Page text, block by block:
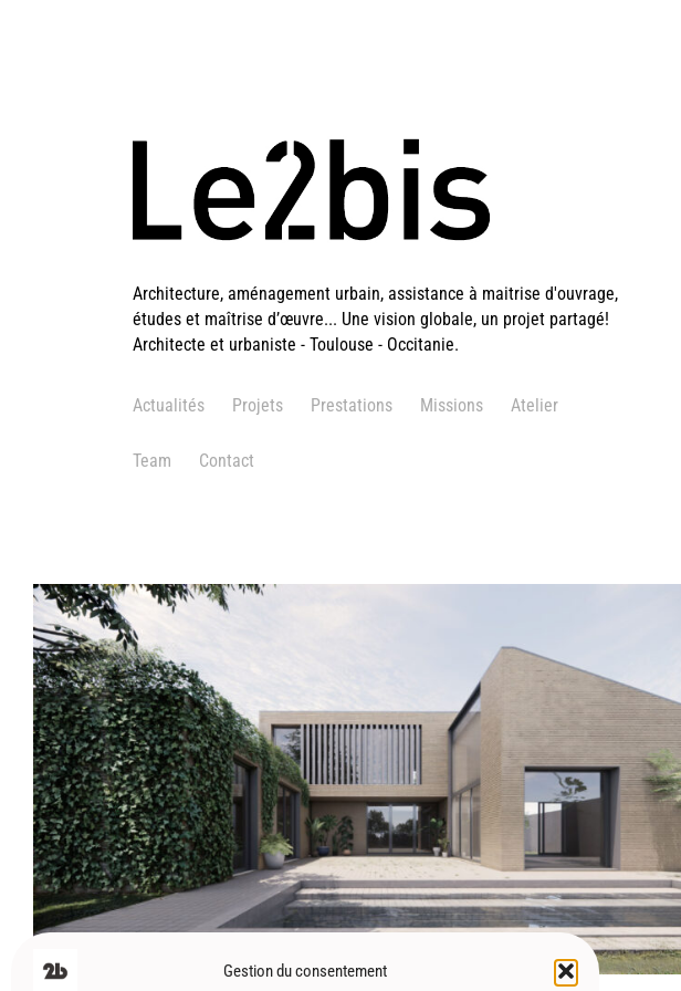
Gestion du consentement
Architecture, aménagement urbain, assistance à maitrise d'ouvrage,
études et maîtrise d’œuvre... Une vision globale, un projet partagé!
Architecte et urbaniste - Toulouse - Occitanie.
Actualités Projets Prestations Missions Atelier
Team Contact
Toulouse (31) – Maison patio – HDLI
La maison à patio d’architecte, c’est l’élégance de l’intime : un cœur ouvert sur
le ciel, un jardin secret où la lumière danse et les frontières s’effacent. C’est un
cocon de sérénité, où l’architecture épouse la nature, offrant un refuge de paix
et de beauté.
Architecture Maisons